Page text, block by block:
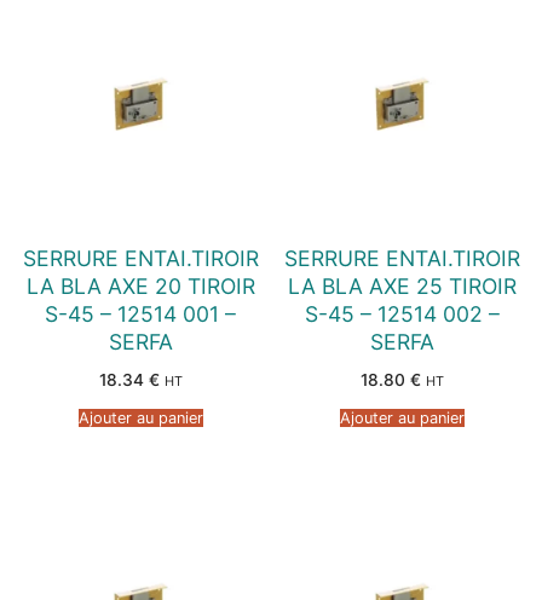
SERRURE ENTAI.TIROIR
LA BLA AXE 20 TIROIR
S-45 – 12514 001 –
SERFA
18.34 € HT
Ajouter au panier
SERRURE ENTAI.TIROIR
LA BLA AXE 25 TIROIR
S-45 – 12514 002 –
SERFA
18.80 € HT
Ajouter au panier